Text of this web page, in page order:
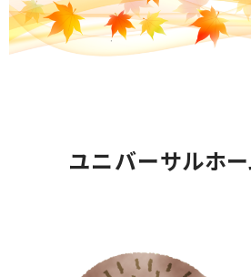
ユニバーサルホ